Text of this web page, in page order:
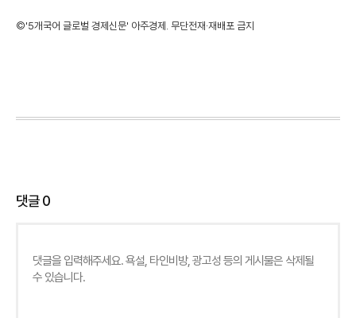
©'5개국어 글로벌 경제신문' 아주경제. 무단전재·재배포 금지
댓글0